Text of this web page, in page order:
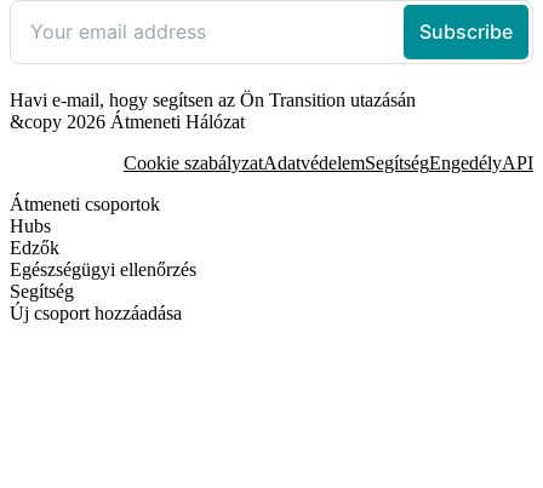
Havi e-mail, hogy segítsen az Ön Transition utazásán
&copy 2026 Átmeneti Hálózat
Cookie szabályzatAdatvédelemSegítségEngedélyAPI
Átmeneti csoportok
Hubs
Edzők
Egészségügyi ellenőrzés
Segítség
Új csoport hozzáadása